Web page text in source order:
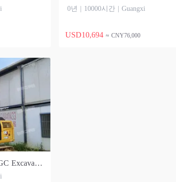
0년 | 10000시간 | Guangxi
USD10,694 ≈ CNY76,000
CATERPILLAR 313D2 GC Excavator